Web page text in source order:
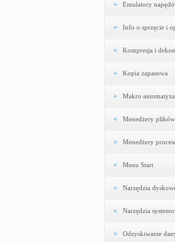
Emulatory
Info o sprzęcie i
Kompresja i
Kopia zapasowa
Makro
Menedżery plików
Menedżery
Menu Start
Narzędzia
Narzędzia
Odzyskiwanie